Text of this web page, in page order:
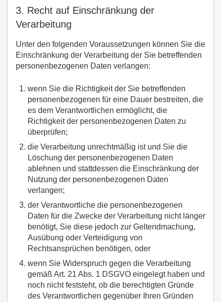
3. Recht auf Einschränkung der
Verarbeitung
Unter den folgenden Voraussetzungen können Sie die
Einschränkung der Verarbeitung der Sie betreffenden
personenbezogenen Daten verlangen:
wenn Sie die Richtigkeit der Sie betreffenden
personenbezogenen für eine Dauer bestreiten, die
es dem Verantwortlichen ermöglicht, die
Richtigkeit der personenbezogenen Daten zu
überprüfen;
die Verarbeitung unrechtmäßig ist und Sie die
Löschung der personenbezogenen Daten
ablehnen und stattdessen die Einschränkung der
Nutzung der personenbezogenen Daten
verlangen;
der Verantwortliche die personenbezogenen
Daten für die Zwecke der Verarbeitung nicht länger
benötigt, Sie diese jedoch zur Geltendmachung,
Ausübung oder Verteidigung von
Rechtsansprüchen benötigen, oder
wenn Sie Widerspruch gegen die Verarbeitung
gemäß Art. 21 Abs. 1 DSGVO eingelegt haben und
noch nicht feststeht, ob die berechtigten Gründe
des Verantwortlichen gegenüber Ihren Gründen